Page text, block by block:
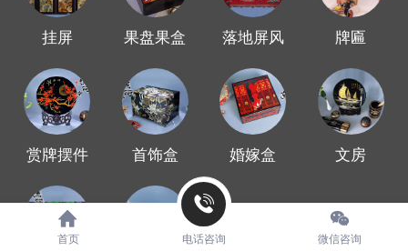
挂屏 果盘果盒 落地屏风 牌匾
赏牌摆件 首饰盒 婚嫁盒 文房
首页 电话咨询 微信咨询